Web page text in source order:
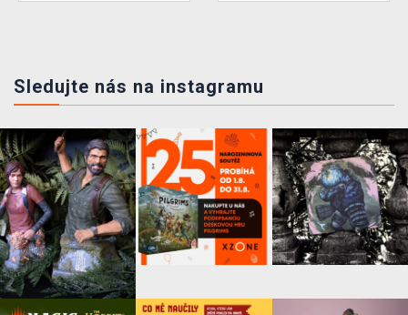
Sledujte nás na instagramu